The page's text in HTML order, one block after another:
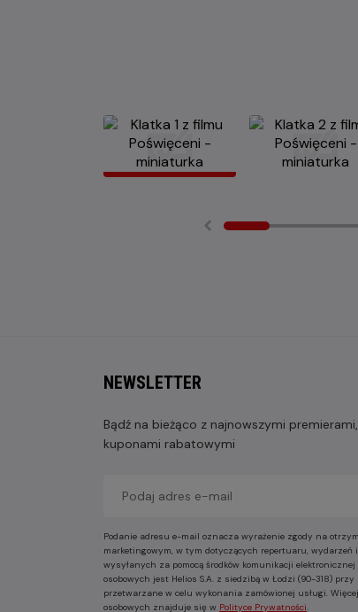
NEWSLETTER
Bądź na bieżąco z najnowszymi
kuponami rabatowymi
Podanie adresu e-mail oznacza wyrażenie zgody na
marketingowym, w tym dotyczących repertuaru, wydarzeń
wysyłanych za pomocą środków komunikacji
osobowych jest Helios S.A. z siedzibą w Łodzi (90-318)
przetwarzane w celu wykonania zamówionej usługi.
osobowych znajduje się w Polityce Prywatności.